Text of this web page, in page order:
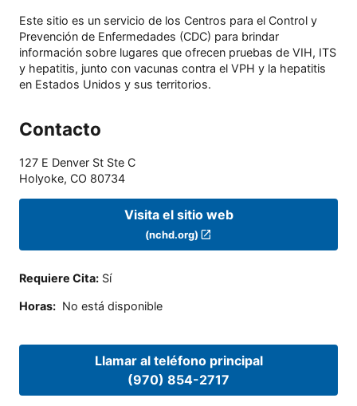
Este sitio es un servicio de los Centros para el Control y
Prevención de Enfermedades (CDC) para brindar
información sobre lugares que ofrecen pruebas de VIH, ITS
y hepatitis, junto con vacunas contra el VPH y la hepatitis
en Estados Unidos y sus territorios.
Contacto
127 E Denver St Ste C
Holyoke, CO 80734
Visita el sitio web
(nchd.org)
Requiere Cita: Sí
Horas: No está disponible
Llamar al teléfono principal
(970) 854-2717